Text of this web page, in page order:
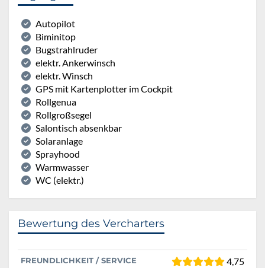
Autopilot
Biminitop
Bugstrahlruder
elektr. Ankerwinsch
elektr. Winsch
GPS mit Kartenplotter im Cockpit
Rollgenua
Rollgroßsegel
Salontisch absenkbar
Solaranlage
Sprayhood
Warmwasser
WC (elektr.)
Bewertung des Vercharters
FREUNDLICHKEIT / SERVICE 4,75